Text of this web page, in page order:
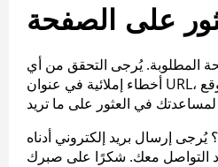
على الصفحة
المطلوبة. يُرجى التحقق من أي
أخطاء إملائية في عنوان URL، أو عرض خريطة الموقع
إرسال بريد إلكتروني أدناه